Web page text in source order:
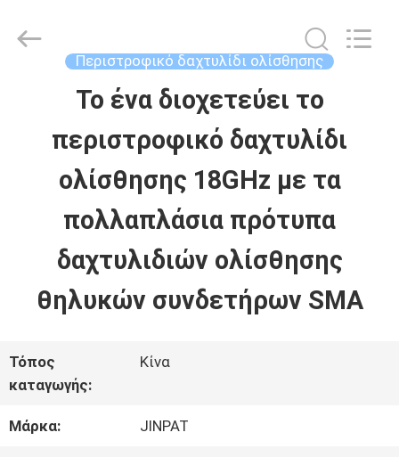
ΠΡΟΪΌΝΤΑ
ΕΜΦΆΝΙΣΗ
ΕΜΕΊΣ
Electronics
Περιστροφικό δαχτυλίδι ολίσθησης
Το ένα διοχετεύει το
περιστροφικό δαχτυλίδι
ολίσθησης 18GHz με τα
πολλαπλάσια πρότυπα
δαχτυλιδιών ολίσθησης
θηλυκών συνδετήρων SMA
Τόπος
καταγωγής:
Κίνα
Μάρκα: JINPAT